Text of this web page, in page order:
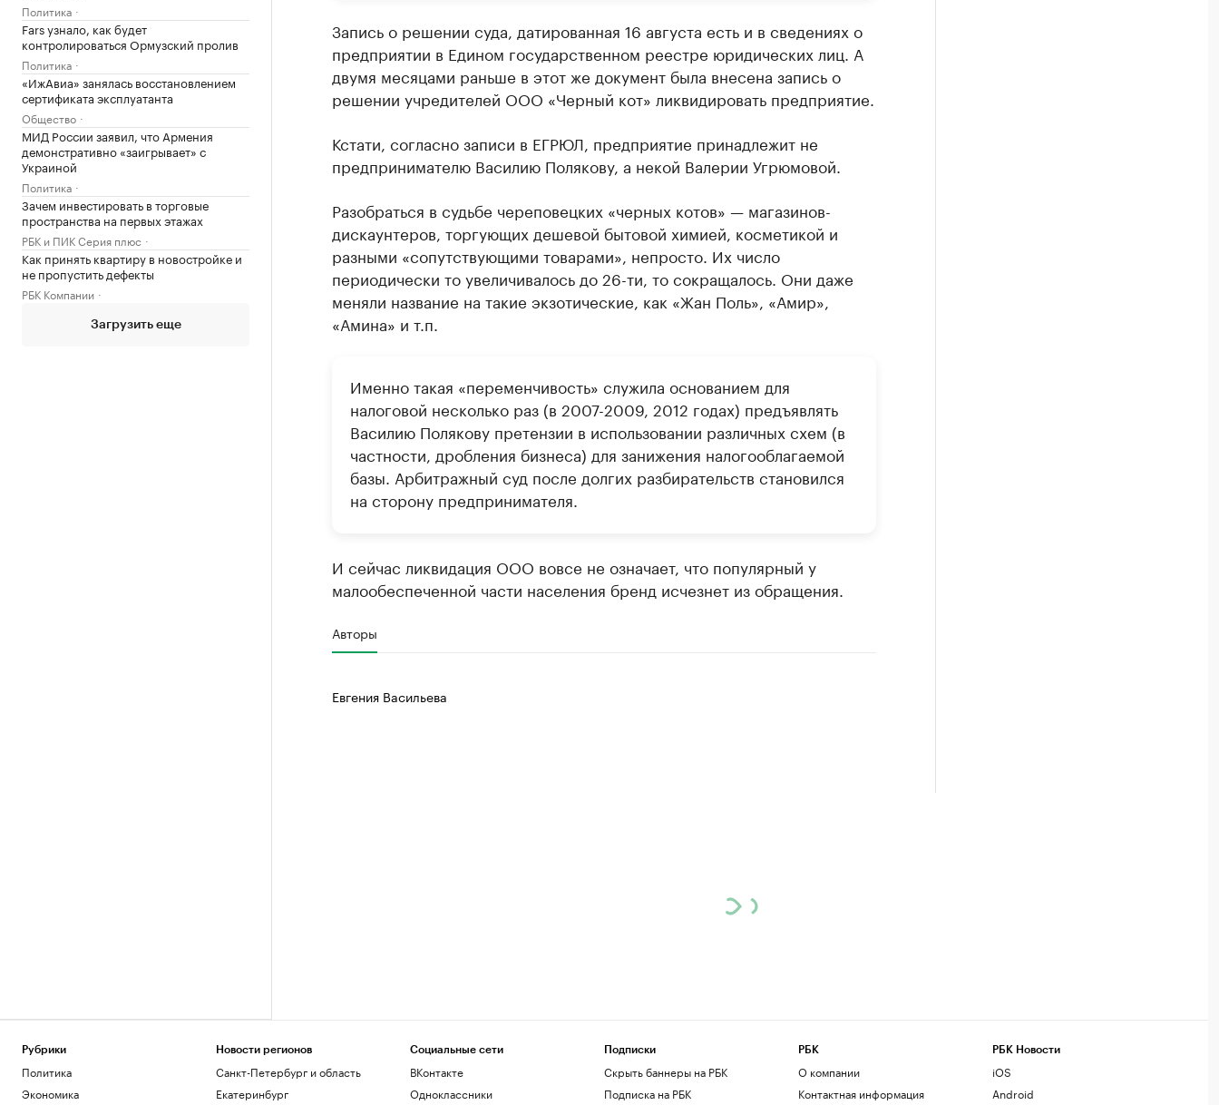
Политика
Fars узнало, как будет
контролироваться Ормузский пролив
Политика
«ИжАвиа» занялась восстановлением
сертификата эксплуатанта
Общество
МИД России заявил, что Армения
демонстративно «заигрывает» с
Украиной
Политика
Зачем инвестировать в торговые
пространства на первых этажах
РБК и ПИК Серия плюс
Как принять квартиру в новостройке и
не пропустить дефекты
РБК Компании
Загрузить еще
Запись о решении суда, датированная 16 августа есть и в сведениях о
предприятии в Едином государственном реестре юридических лиц. А
двумя месяцами раньше в этот же документ была внесена запись о
решении учредителей ООО «Черный кот» ликвидировать предприятие.
Кстати, согласно записи в ЕГРЮЛ, предприятие принадлежит не
предпринимателю Василию Полякову, а некой Валерии Угрюмовой.
Разобраться в судьбе череповецких «черных котов» — магазинов-
дискаунтеров, торгующих дешевой бытовой химией, косметикой и
разными «сопутствующими товарами», непросто. Их число
периодически то увеличивалось до 26-ти, то сокращалось. Они даже
меняли название на такие экзотические, как «Жан Поль», «Амир»,
«Амина» и т.п.
Именно такая «переменчивость» служила основанием для
налоговой несколько раз (в 2007-2009, 2012 годах) предъявлять
Василию Полякову претензии в использовании различных схем (в
частности, дробления бизнеса) для занижения налогооблагаемой
базы. Арбитражный суд после долгих разбирательств становился
на сторону предпринимателя.
И сейчас ликвидация ООО вовсе не означает, что популярный у
малообеспеченной части населения бренд исчезнет из обращения.
Авторы
Евгения Васильева
Рубрики
Политика
Экономика
Новости регионов
Санкт-Петербург и область
Екатеринбург
Социальные сети
ВКонтакте
Одноклассники
Подписки
Скрыть баннеры на РБК
Подписка на РБК
РБК
О компании
Контактная информация
РБК Новости
iOS
Android